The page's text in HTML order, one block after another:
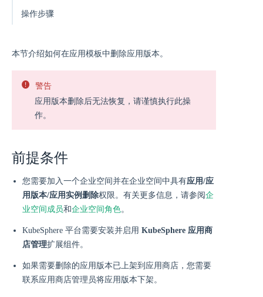
操作步骤
本节介绍如何在应用模板中删除应用版本。
警告
应用版本删除后无法恢复，请谨慎执行此操
作。
前提条件
您需要加入一个企业空间并在企业空间中具有应用/应
用版本/应用实例删除权限。有关更多信息，请参阅企
业空间成员和企业空间角色。
KubeSphere 平台需要安装并启用 KubeSphere 应用商
店管理扩展组件。
如果需要删除的应用版本已上架到应用商店，您需要
联系应用商店管理员将应用版本下架。